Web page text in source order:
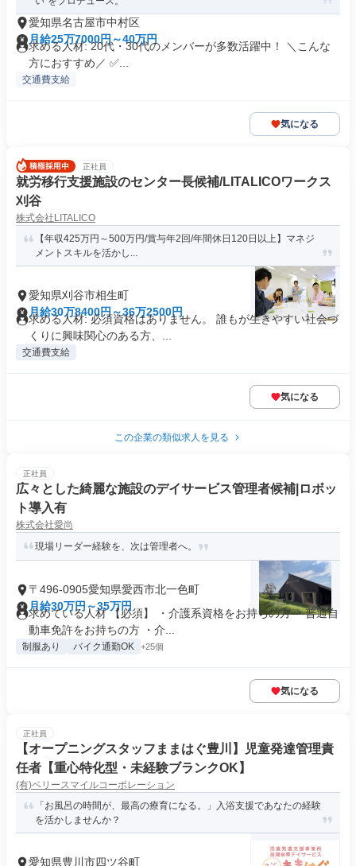
愛知県名古屋市中村区
月給25万7000円～40万円
求める人材: 20代・30代のメンバーが多数活躍中！ ＼こんな
方におすすめ／ ✅...
交通費支給
気になる
正社員
就労移行支援施設のセンター長候補/LITALICOワークス
刈谷
株式会社LITALICO
【年収425万円～500万円/賞与年2回/年間休日120日以上】マネジ
メントスキルを活かし...
愛知県刈谷市相生町
月給30万8400円～36万2500円
求める人材: 必須資格はありません。 誰もが生きやすい社会づ
くりに興味関心のある方、...
交通費支給
気になる
この企業の類似求人を見る
正社員
広々とした綺麗な施設のデイサービス管理者候補|ロボッ
ト導入有
株式会社愛尚
現場リーダー経験を、次は管理者へ。
〒496-0905愛知県愛西市北一色町
月給30万円～35万円
求めている人材 【必須】 ・介護系資格をお持ちの方 ・普通自
動車免許をお持ちの方 ・介...
制服あり バイク通勤OK +25個
気になる
正社員
【オープニングスタッフままはぐ豊川】児童発達管理責
任者【重心特化型・未経験ブランクOK】
(有)ベリースマイルコーポレーション
「お風呂の時間が、最高の療育になる。」入浴支援であなたの経験
を活かしませんか？
愛知県豊川市四ツ谷町